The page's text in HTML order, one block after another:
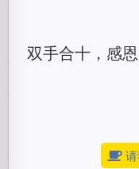
双手合十，感